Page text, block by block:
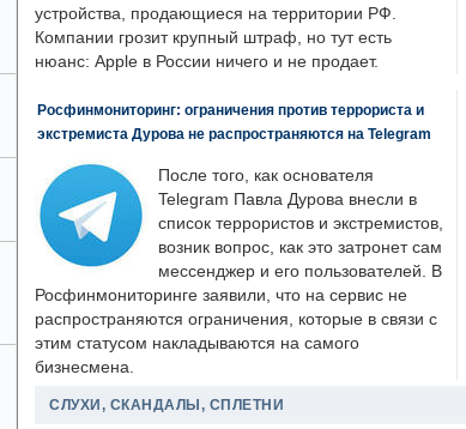
устройства, продающиеся на территории РФ.
Компании грозит крупный штраф, но тут есть
нюанс: Apple в России ничего и не продает.
Росфинмониторинг: ограничения против террориста и
экстремиста Дурова не распространяются на Telegram
После того, как основателя
Telegram Павла Дурова внесли в
список террористов и экстремистов,
возник вопрос, как это затронет сам
мессенджер и его пользователей. В
Росфинмониторинге заявили, что на сервис не
распространяются ограничения, которые в связи с
этим статусом накладываются на самого
бизнесмена.
СЛУХИ, СКАНДАЛЫ, СПЛЕТНИ